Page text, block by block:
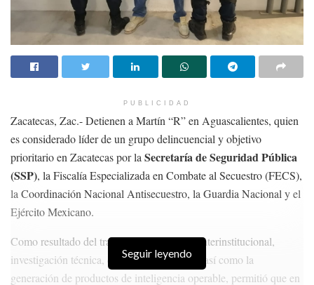
PUBLICIDAD
Zacatecas, Zac.- Detienen a Martín “R” en Aguascalientes, quien
es considerado líder de un grupo delincuencial y objetivo
prioritario en Zacatecas por laSecretaría de Seguridad Pública
(SSP), la Fiscalía Especializada en Combate al Secuestro (FECS),
la Coordinación Nacional Antisecuestro, la Guardia Nacional y el
Ejército Mexicano.
Como resultado del trabajo de inteligencia interinstitucional,
investigación técnica, de gabinete y campo, así como la
generación de productos de inteligencia operable, permitió que en
Seguir leyendo